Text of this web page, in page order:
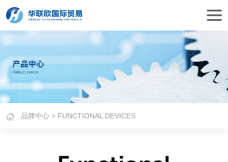
品牌中心 > FUNCTIONAL DEVICES